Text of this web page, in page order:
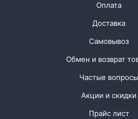
Оплата
Доставка
Самовывоз
Обмен и возврат
Частые вопросы
Акции и скидки
Прайс лист